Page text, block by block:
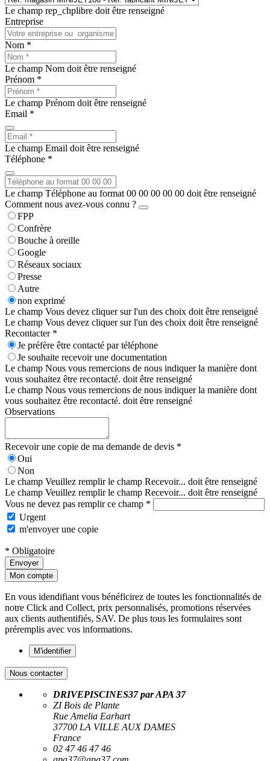
Le champ rep_chplibre doit être renseigné
Entreprise
Nom *
Le champ Nom doit être renseigné
Prénom *
Le champ Prénom doit être renseigné
Email *
Le champ Email doit être renseigné
Téléphone *
Le champ Téléphone au format 00 00 00 00 00 doit être renseigné
Comment nous avez-vous connu ?
FPP
Confrère
Bouche à oreille
Google
Réseaux sociaux
Presse
Autre
non exprimé
Le champ Vous devez cliquer sur l'un des choix doit être renseigné
Le champ Vous devez cliquer sur l'un des choix doit être renseigné
Recontacter *
Je préfère être contacté par téléphone
Je souhaite recevoir une documentation
Le champ Nous vous remercions de nous indiquer la manière dont
vous souhaitez être recontacté. doit être renseigné
Le champ Nous vous remercions de nous indiquer la manière dont
vous souhaitez être recontacté. doit être renseigné
Observations
Recevoir une copie de ma demande de devis *
Oui
Non
Le champ Veuillez remplir le champ Recevoir... doit être renseigné
Le champ Veuillez remplir le champ Recevoir... doit être renseigné
Vous ne devez pas remplir ce champ *
Urgent
m'envoyer une copie
* Obligatoire
Envoyer
Mon compte
En vous idendifiant vous bénéficirez de toutes les fonctionnalités de
notre Click and Collect, prix personnalisés, promotions réservées
aux clients authentifiés, SAV. De plus tous les formulaires sont
préremplis avec vos informations.
M'identifier
Nous contacter
DRIVEPISCINES37 par APA 37
ZI Bois de Plante
Rue Amelia Earhart
37700 LA VILLE AUX DAMES
France
02 47 46 47 46